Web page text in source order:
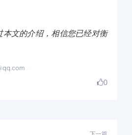
文的介绍，相信您已经对衡
0